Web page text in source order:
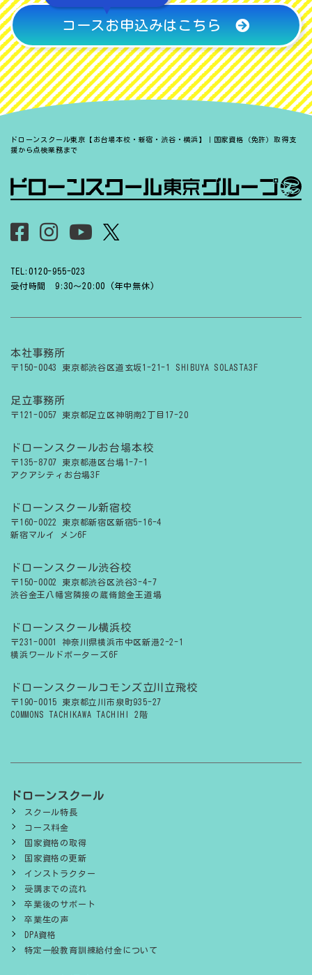
コースお申込みはこちら
ドローンスクール東京【お台場本校・新宿・渋谷・横浜】｜国家資格（免許）取得支
援から点検業務まで
TEL:0120-955-023
受付時間 9:30〜20:00 (年中無休)
本社事務所
〒150-0043 東京都渋谷区道玄坂1-21-1 SHIBUYA SOLASTA3F
足立事務所
〒121-0057 東京都足立区神明南2丁目17-20
ドローンスクールお台場本校
〒135-8707 東京都港区台場1-7-1
アクアシティお台場3F
ドローンスクール新宿校
〒160-0022 東京都新宿区新宿5-16-4
新宿マルイ メン6F
ドローンスクール渋谷校
〒150-0002 東京都渋谷区渋谷3-4-7
渋谷金王八幡宮隣接の蔵脩館金王道場
ドローンスクール横浜校
〒231-0001 神奈川県横浜市中区新港2-2-1
横浜ワールドポーターズ6F
ドローンスクールコモンズ立川立飛校
〒190-0015 東京都立川市泉町935-27
COMMONS TACHIKAWA TACHIHI 2階
ドローンスクール
スクール特長
コース料金
国家資格の取得
国家資格の更新
インストラクター
受講までの流れ
卒業後のサポート
卒業生の声
DPA資格
特定一般教育訓練給付金について